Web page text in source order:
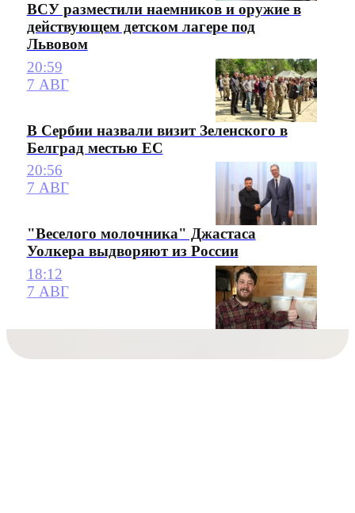
ВСУ разместили наемников и оружие в
действующем детском лагере под
Львовом
20:59
7 АВГ
В Сербии назвали визит Зеленского в
Белград местью ЕС
20:56
7 АВГ
"Веселого молочника" Джастаса
Уолкера выдворяют из России
18:12
7 АВГ